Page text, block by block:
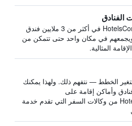
يبحث HotelsCombined في أكثر من 3 ملايين فندق
في مكان واحد حتى تتمكن من
المثالية.
الخطط — نتفهم ذلك. ولهذا يمكنك
وأماكن إقامة على
HotelsCombined من وكالات السفر التي تقدم خدمة